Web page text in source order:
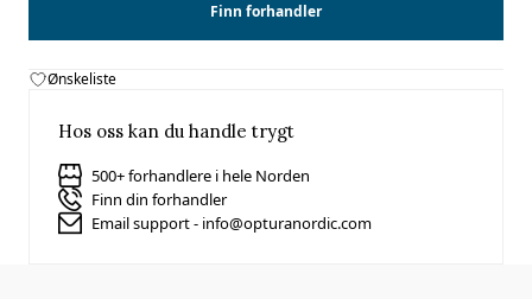
Finn forhandler
Ønskeliste
Hos oss kan du handle trygt
500+ forhandlere i hele Norden
Finn din forhandler
Email support - info@opturanordic.com